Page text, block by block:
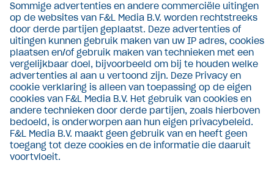
Sommige advertenties en andere commerciële uitingen
op de websites van F&L Media B.V. worden rechtstreeks
door derde partijen geplaatst. Deze advertenties of
uitingen kunnen gebruik maken van uw IP adres, cookies
plaatsen en/of gebruik maken van technieken met een
vergelijkbaar doel, bijvoorbeeld om bij te houden welke
advertenties al aan u vertoond zijn. Deze Privacy en
cookie verklaring is alleen van toepassing op de eigen
cookies van F&L Media B.V. Het gebruik van cookies en
andere technieken door derde partijen, zoals hierboven
bedoeld, is onderworpen aan hun eigen privacybeleid.
F&L Media B.V. maakt geen gebruik van en heeft geen
toegang tot deze cookies en de informatie die daaruit
voortvloeit.